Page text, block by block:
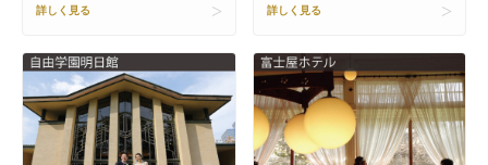
詳しく見る 詳しく見る